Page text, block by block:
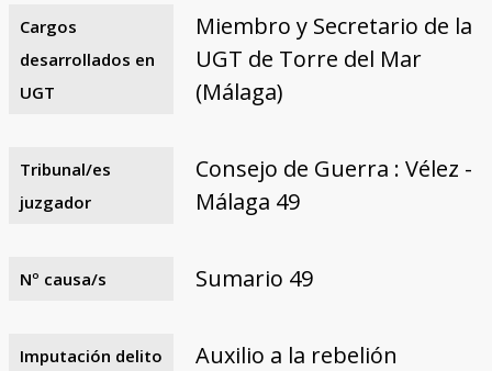
Cargos
desarrollados en
UGT
Miembro y Secretario de la
UGT de Torre del Mar
(Málaga)
Tribunal/es
juzgador
Consejo de Guerra : Vélez -
Málaga 49
Nº causa/s Sumario 49
Imputación delito
Auxilio a la rebelión